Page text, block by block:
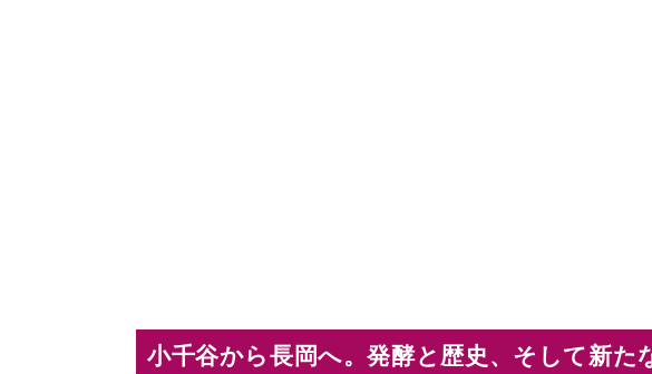
小千谷から長岡へ。発酵と歴史、そして新た